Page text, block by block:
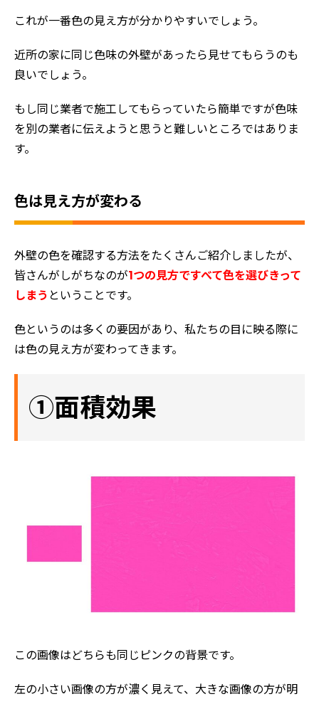
これが一番色の見え方が分かりやすいでしょう。
近所の家に同じ色味の外壁があったら見せてもらうのも
良いでしょう。
もし同じ業者で施工してもらっていたら簡単ですが色味
を別の業者に伝えようと思うと難しいところではありま
す。
色は見え方が変わる
外壁の色を確認する方法をたくさんご紹介しましたが、
皆さんがしがちなのが1つの見方ですべて色を選びきって
しまう ということです。
色というのは多くの要因があり、私たちの目に映る際に
は色の見え方が変わってきます。
①面積効果
この画像はどちらも同じピンクの背景です。
左の小さい画像の方が濃く見えて、大きな画像の方が明